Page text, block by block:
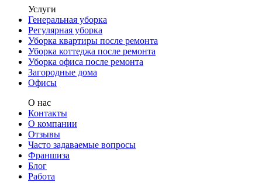
Услуги
Генеральная уборка
Регулярная уборка
Уборка квартиры после ремонта
Уборка коттеджа после ремонта
Уборка офиса после ремонта
Загородные дома
Офисы
О нас
Контакты
О компании
Отзывы
Часто задаваемые вопросы
Франшиза
Блог
Работа